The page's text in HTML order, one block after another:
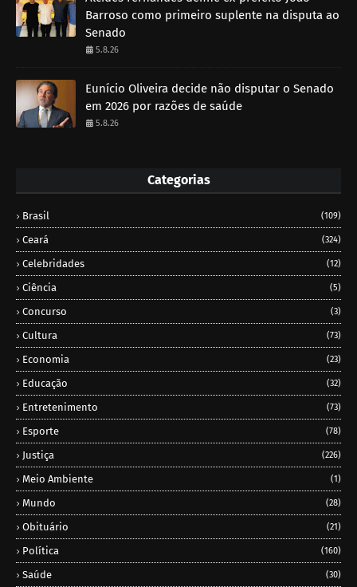
Barroso como primeiro suplente na disputa ao
Senado
5.8.26
Eunício Oliveira decide não disputar o Senado
em 2026 por razões de saúde
5.8.26
Categorias
Brasil (109)
Ceará (324)
Celebridades (12)
Ciência (5)
Concurso (3)
Cultura (73)
Economia (23)
Educação (32)
Entretenimento (73)
Esporte (78)
Justiça (226)
Meio Ambiente (1)
Mundo (28)
Obituário (21)
Política (160)
Saúde (30)